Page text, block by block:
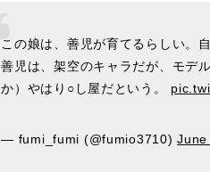
この娘は、善児が育てるらしい。
善児は、架空のキャラだが、モデ
か）やはり○し屋だという。
— fumi_fumi (@fumio3710)